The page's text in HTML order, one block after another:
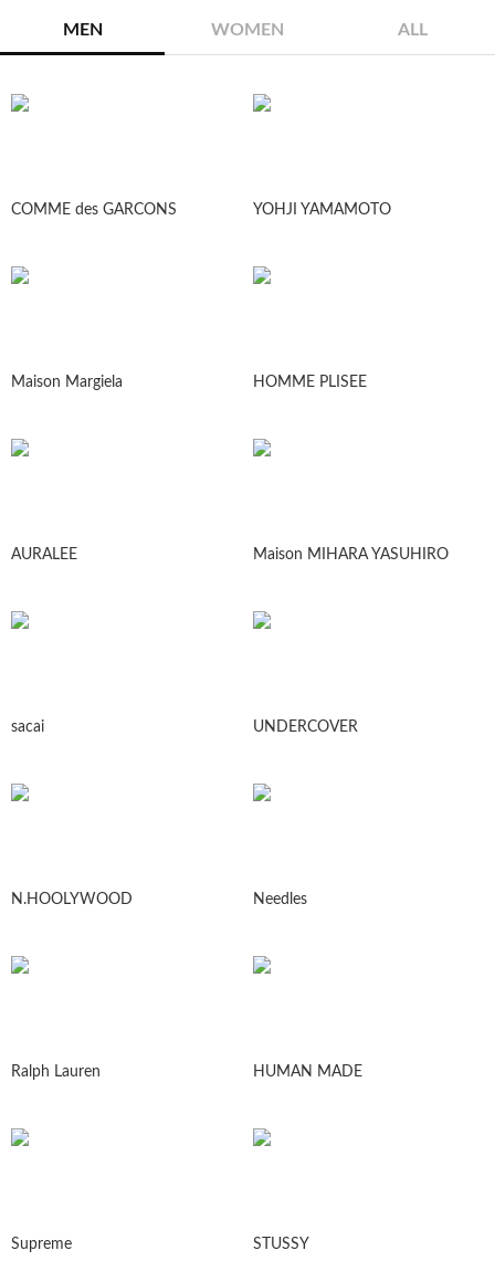
MEN WOMEN ALL
COMME des GARCONS YOHJI YAMAMOTO
Maison Margiela HOMME PLISEE
AURALEE Maison MIHARA YASUHIRO
sacai UNDERCOVER
N.HOOLYWOOD Needles
Ralph Lauren HUMAN MADE
Supreme STUSSY